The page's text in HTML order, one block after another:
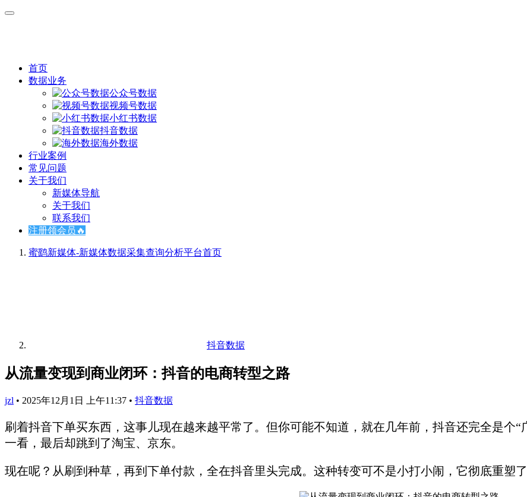
首页
数据业务
公众号数据
视频号数据
小红书数据
抖音数据
海外数据
行业案例
常见问题
关于我们
新媒体导航
关于我们
联系我们
注册领会员🔥
蜜鹞新媒体-新媒体数据采集查询分析平台首页
抖音数据
从流量变现到商业闭环：抖音的电商转型之路
jzl • 2025年12月1日 上午11:37 • 抖音数据
刷着抖音下单买东西，这事儿现在越来越平常了。但你可能不知道，就在几年前，抖音还完全是
一看，最后却跳到了淘宝、京东。
现在呢？从刷到种草，再到下单付款，全在抖音里头完成。这种转变可不是小打小闹，它彻底重塑